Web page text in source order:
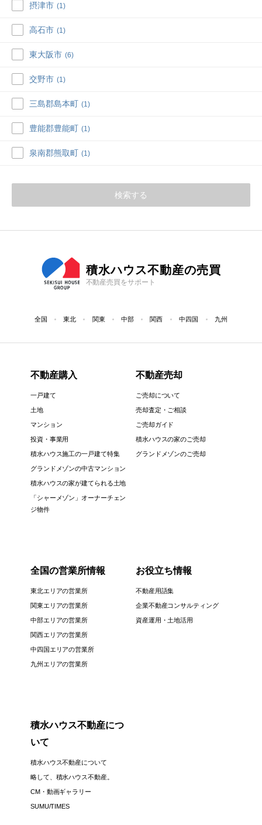
摂津市 (1)
高石市 (1)
東大阪市 (6)
交野市 (1)
三島郡島本町 (1)
豊能郡豊能町 (1)
泉南郡熊取町 (1)
検索する
積水ハウス不動産の売買
不動産売買をサポート
全国 東北 関東 中部 関西 中四国 九州
不動産購入
一戸建て
土地
マンション
投資・事業用
積水ハウス施工の一戸建て特集
グランドメゾンの中古マンション
積水ハウスの家が建てられる土地
「シャーメゾン」オーナーチェン
ジ物件
不動産売却
ご売却について
売却査定・ご相談
ご売却ガイド
積水ハウスの家のご売却
グランドメゾンのご売却
全国の営業所情報
東北エリアの営業所
関東エリアの営業所
中部エリアの営業所
関西エリアの営業所
中四国エリアの営業所
九州エリアの営業所
お役立ち情報
不動産用語集
企業不動産コンサルティング
資産運用・土地活用
積水ハウス不動産につ
いて
積水ハウス不動産について
略して、積水ハウス不動産。
CM・動画ギャラリー
SUMU/TIMES